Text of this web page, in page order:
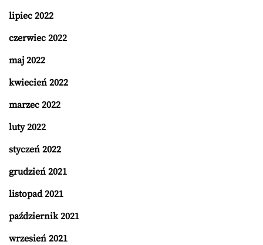
lipiec 2022
czerwiec 2022
maj 2022
kwiecień 2022
marzec 2022
luty 2022
styczeń 2022
grudzień 2021
listopad 2021
październik 2021
wrzesień 2021